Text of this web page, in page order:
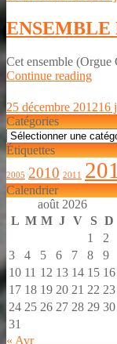
ENSEMBLE
Cet ensemble (Orgue
Continue reading
–
2010
25 décembre 201216
Catégories
Catégories
Étiquettes
2005 2010 2011
Calendrier
août 2026
L M M J V S D
1
2
3
4 5 6 7 8
9
10 11 12 13 14 15 16
17 18 19 20 21 22 23
24 25 26 27 28 29 30
31
« Avr